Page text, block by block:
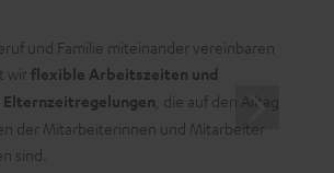
und Familie miteinander vereinbaren
wirflexible Arbeitszeiten und
, die auf den Alltag
der Mitarbeiterinnen und Mitarbeiter
sind.